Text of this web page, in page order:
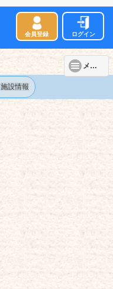
会員登録 ログイン
メニュー
施設情報